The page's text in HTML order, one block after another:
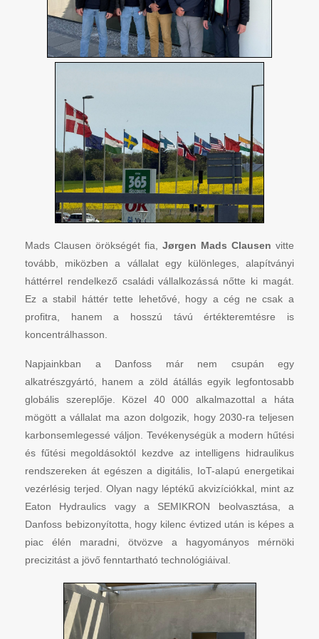
Mads Clausen örökségét fia, Jørgen Mads Clausen vitte
tovább, miközben a vállalat egy különleges, alapítványi
háttérrel rendelkező családi vállalkozássá nőtte ki magát.
Ez a stabil háttér tette lehetővé, hogy a cég ne csak a
profitra, hanem a hosszú távú értékteremtésre is
koncentrálhasson.
Napjainkban a Danfoss már nem csupán egy
alkatrészgyártó, hanem a zöld átállás egyik legfontosabb
globális szereplője. Közel 40 000 alkalmazottal a háta
mögött a vállalat ma azon dolgozik, hogy 2030-ra teljesen
karbonsemlegessé váljon. Tevékenységük a modern hűtési
és fűtési megoldásoktól kezdve az intelligens hidraulikus
rendszereken át egészen a digitális, IoT-alapú energetikai
vezérlésig terjed. Olyan nagy léptékű akvizíciókkal, mint az
Eaton Hydraulics vagy a SEMIKRON beolvasztása, a
Danfoss bebizonyította, hogy kilenc évtized után is képes a
piac élén maradni, ötvözve a hagyományos mérnöki
precizitást a jövő fenntartható technológiáival.